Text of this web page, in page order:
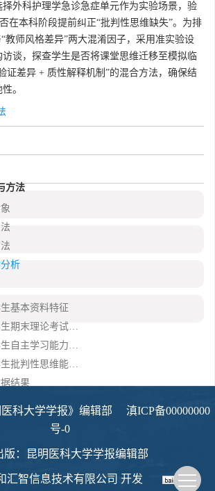
择外科护理学急诊急症单元作为实验场景，验
在本科阶段提前纠正“批判性思维缺失”。为排
教师风格差异”两大混淆因子，采用准实验设
谈，探查学生是否将课堂思维迁移至模拟临
证差异 + 质性解释机制”的混合方法，确保结
。
方法
析
基本资料特征
2.2 两组学生期末理论考试成绩比较
2.3 两组学生自主学习能力评估结果分析
2.4 两组学生批判性思维能力评估结果分析
结果
的团队学习能力
医科大学学报》编辑部 滇ICP备00000000
号-0
版：昆明医科大学学报编辑部
汇智信息技术有限公司 开发